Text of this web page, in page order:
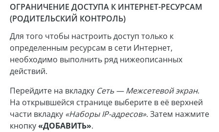
ОГРАНИЧЕНИЕ ДОСТУПА К ИНТЕРНЕТ-РЕСУРСАМ
(РОДИТЕЛЬСКИЙ КОНТРОЛЬ)
Для того чтобы настроить доступ только к
определенным ресурсам в сети Интернет,
необходимо выполнить ряд нижеописанных
действий.
Перейдите на вкладку Сеть — Межсетевой экран.
На открывшейся странице выберите в её верхней
части вкладку «Наборы IP-адресов». Затем нажмите
кнопку«ДОБАВИТЬ».